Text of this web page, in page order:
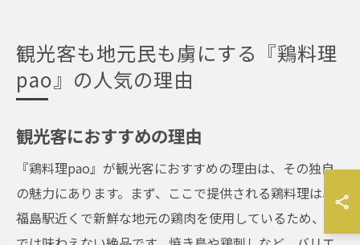
観光客も地元民も虜にする『鶏料理
pao』の人気の理由
観光客におすすめの理由
『鶏料理pao』が観光客におすすめの理由は、その独自
の魅力にあります。まず、ここで提供される鶏料理は、
福島駅近くで新鮮な地元の鶏肉を使用しているため、他